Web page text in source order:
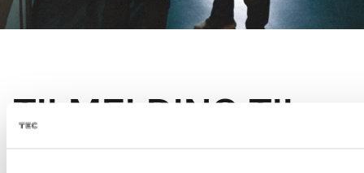
TILMELDING TIL